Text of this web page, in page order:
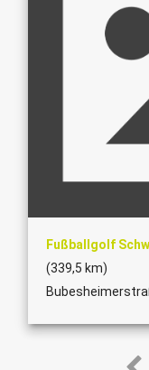
Fußballgolf
(339,5 km)